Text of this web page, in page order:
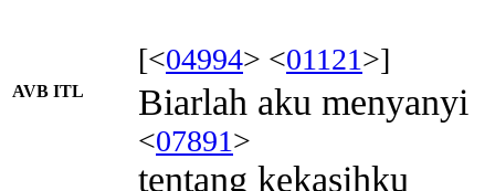
[<04994> <01121>]
AVB ITL Biarlah aku menyanyi
<07891>
tentang kekasihku